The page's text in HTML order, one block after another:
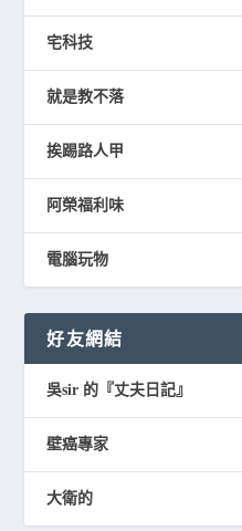
宅科技
就是教不落
挨踢路人甲
阿榮福利味
電腦玩物
好友網結
吳sir 的『丈夫日記』
壁癌專家
大衛的